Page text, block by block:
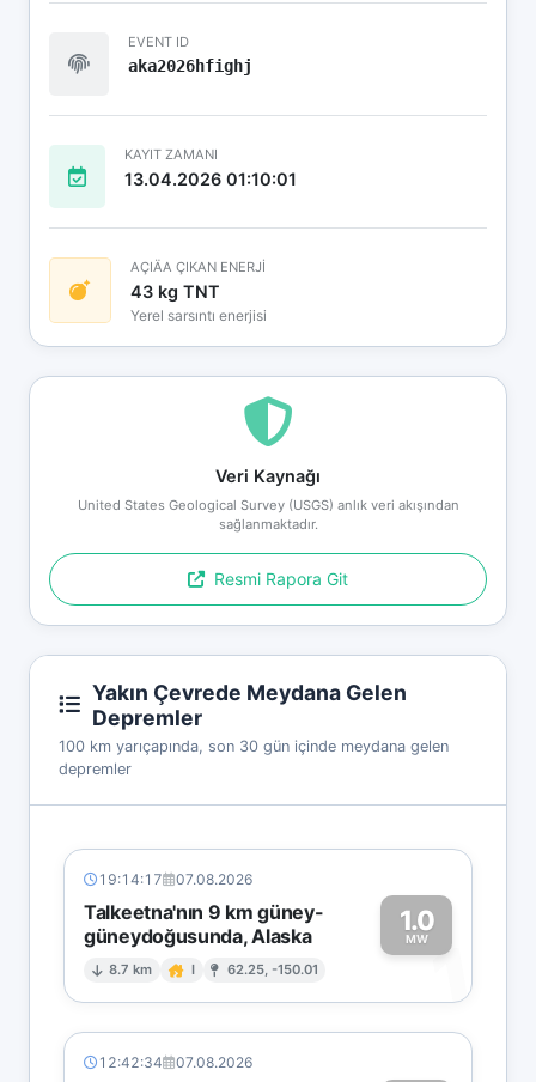
EVENT ID
aka2026hfighj
KAYIT ZAMANI
13.04.2026 01:10:01
AÇIÄA ÇIKAN ENERJİ
43 kg TNT
Yerel sarsıntı enerjisi
Veri Kaynağı
United States Geological Survey (USGS) anlık veri akışından
sağlanmaktadır.
Resmi Rapora Git
Yakın Çevrede Meydana Gelen
Depremler
100 km yarıçapında, son 30 gün içinde meydana gelen
depremler
19:14:17 07.08.2026
Talkeetna'nın 9 km güney-
güneydoğusunda, Alaska
8.7 km I 62.25, -150.01
1.0
MW1
12:42:34 07.08.2026